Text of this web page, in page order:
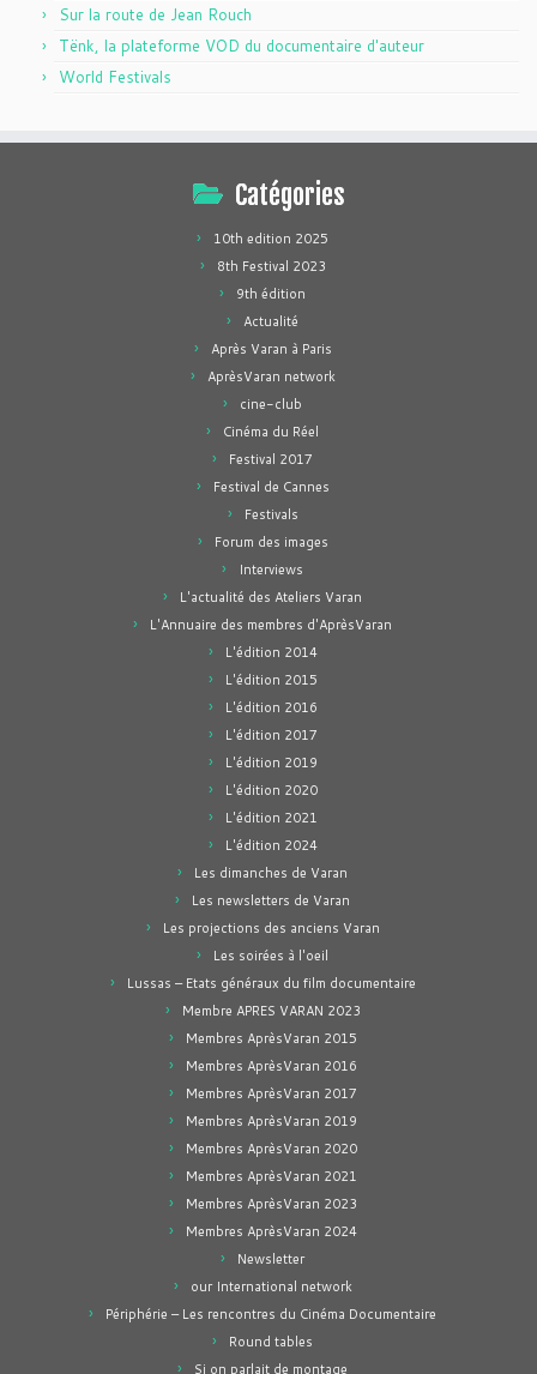
Sur la route de Jean Rouch
Tënk, la plateforme VOD du documentaire d'auteur
World Festivals
Catégories
10th edition 2025
8th Festival 2023
9th édition
Actualité
Après Varan à Paris
AprèsVaran network
cine-club
Cinéma du Réel
Festival 2017
Festival de Cannes
Festivals
Forum des images
Interviews
L'actualité des Ateliers Varan
L'Annuaire des membres d'AprèsVaran
L'édition 2014
L'édition 2015
L'édition 2016
L'édition 2017
L'édition 2019
L'édition 2020
L'édition 2021
L'édition 2024
Les dimanches de Varan
Les newsletters de Varan
Les projections des anciens Varan
Les soirées à l'oeil
Lussas – Etats généraux du film documentaire
Membre APRES VARAN 2023
Membres AprèsVaran 2015
Membres AprèsVaran 2016
Membres AprèsVaran 2017
Membres AprèsVaran 2019
Membres AprèsVaran 2020
Membres AprèsVaran 2021
Membres AprèsVaran 2023
Membres AprèsVaran 2024
Newsletter
our International network
Périphérie – Les rencontres du Cinéma Documentaire
Round tables
Si on parlait de montage